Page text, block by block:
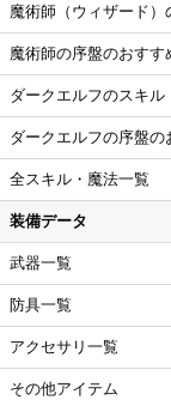
魔術師（ウィザード）
魔術師の序盤のおすす
ダークエルフのスキル
ダークエルフの序盤の
全スキル・魔法一覧
装備データ
武器一覧
防具一覧
アクセサリ一覧
その他アイテム